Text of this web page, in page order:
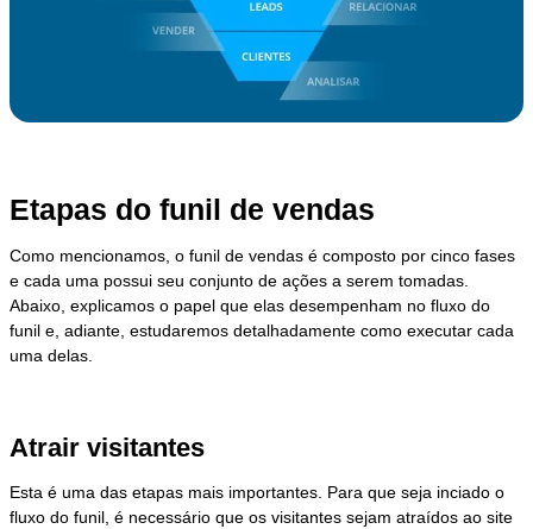
Etapas do funil de vendas
Como mencionamos, o funil de vendas é composto por cinco fases
e cada uma possui seu conjunto de ações a serem tomadas.
Abaixo, explicamos o papel que elas desempenham no fluxo do
funil e, adiante, estudaremos detalhadamente como executar cada
uma delas.
Atrair visitantes
Esta é uma das etapas mais importantes. Para que seja inciado o
fluxo do funil, é necessário que os visitantes sejam atraídos ao site